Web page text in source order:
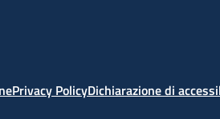
Privacy PolicyDichiarazione di